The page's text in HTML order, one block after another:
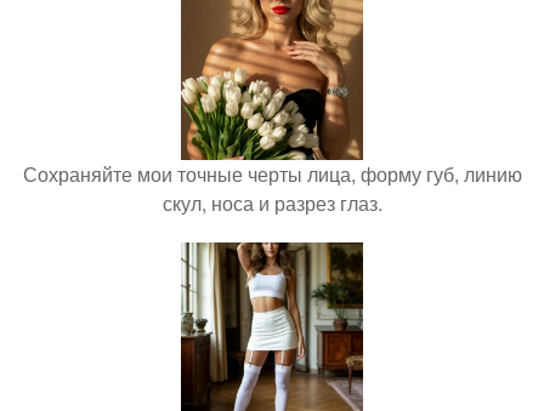
Сохраняйте мои точные черты лица, форму губ, линию
скул, носа и разрез глаз.